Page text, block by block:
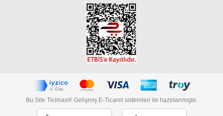
Bu Site Ticimax® Gelişmiş E-Ticaret sistemleri ile hazırlanmıştır.